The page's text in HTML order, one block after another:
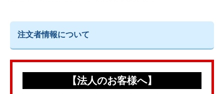
注文者情報について
【法人のお客様へ】